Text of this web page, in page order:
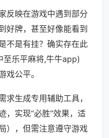
反映在游戏中遇到部分
好牌，甚至好像能看到
不是有挂？确实存在此
至乐平麻将,牛牛app)
戏公平。
求生成专用辅助工具，
，实现“必胜”效果，适
），但需注意遵守游戏